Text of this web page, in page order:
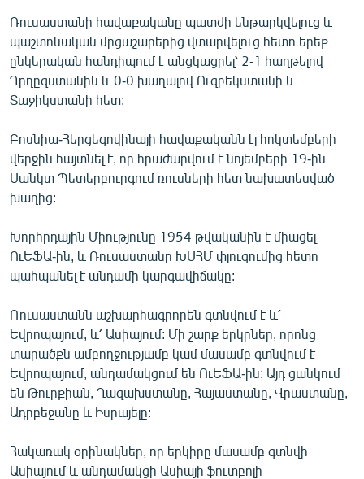
Ռուսաստանի հավաքականը պատժի ենթարկվելուց և
պաշտոնական մրցաշարերից վտարվելուց հետո երեք
ընկերական հանդիպում է անցկացրել՝ 2-1 հաղթելով
Ղրղըզստանին և 0-0 խաղալով Ուզբեկստանի և
Տաջիկստանի հետ:
Բոսնիա-Հերցեգովինայի հավաքականն էլ հոկտեմբերի
վերջին հայտնել է, որ հրաժարվում է նոյեմբերի 19-ին
Սանկտ Պետերբուրգում ռուսների հետ նախատեսված
խաղից:
Խորհրդային Միությունը 1954 թվականին է միացել
ՈւԵՖԱ-ին, և Ռուսաստանը ԽՍՀՄ փլուզումից հետո
պահպանել է անդամի կարգավիճակը:
Ռուսաստանն աշխարհագրորեն գտնվում է և՛
Եվրոպայում, և՛ Ասիայում: Մի շարք երկրներ, որոնց
տարածքն ամբողջությամբ կամ մասամբ գտնվում է
Եվրոպայում, անդամակցում են ՈւԵՖԱ-ին: Այդ ցանկում
են Թուրքիան, Ղազախստանը, Հայաստանը, Վրաստանը,
Ադրբեջանը և Իսրայելը:
Հակառակ օրինակներ, որ երկիրը մասամբ գտնվի
Ասիայում և անդամակցի Ասիայի ֆուտբոլի